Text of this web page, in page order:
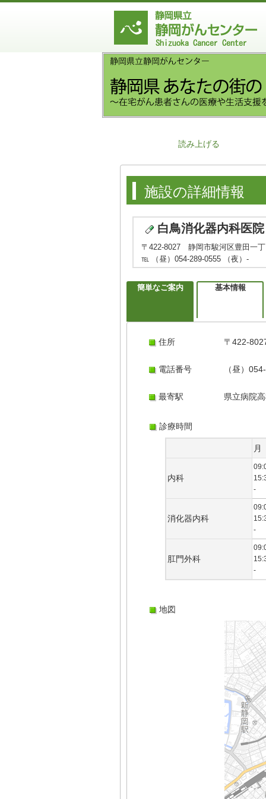
読み上げる
施設の詳細情報
白鳥消化器内科医院
〒422-8027 静岡市駿河区豊田一
℡ （昼）054-289-0555 （夜）-
簡単なご案内 基本情報
住所 〒422-
電話番号 （昼）
最寄駅 県立病院
診療時間
月
内科
-
消化器内科
-
肛門外科
-
地図